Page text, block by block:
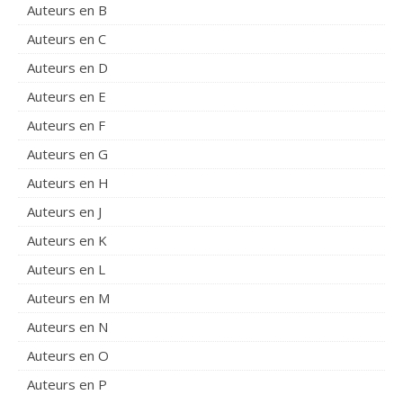
Auteurs en B
Auteurs en C
Auteurs en D
Auteurs en E
Auteurs en F
Auteurs en G
Auteurs en H
Auteurs en J
Auteurs en K
Auteurs en L
Auteurs en M
Auteurs en N
Auteurs en O
Auteurs en P